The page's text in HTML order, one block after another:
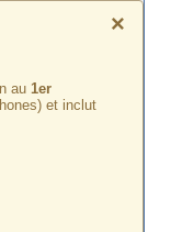
×
au 1er
et inclut